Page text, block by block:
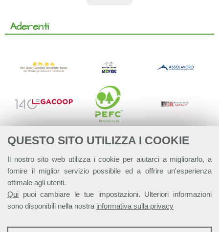
QUESTO SITO UTILIZZA I COOKIE
Il nostro sito web utilizza i cookie per aiutarci a migliorarlo, a
fornire il miglior servizio possibile ed a offrire un'esperienza
ottimale agli utenti.
Qui puoi cambiare le tue impostazioni. Ulteriori informazioni
sono disponibili nella nostra informativa sulla privacy
Aderenti